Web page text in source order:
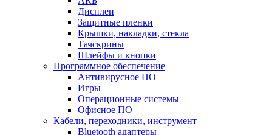
Дисплеи
Защитные пленки
Крышки, накладки, стекла
Тачскрины
Шлейфы и кнопки
Программное обеспечение
Антивирусное ПО
Игры
Операционные системы
Офисное ПО
Кабели, переходники, инструмент
Bluetooth адаптеры